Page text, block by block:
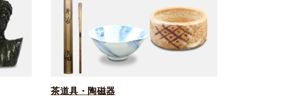
茶道具・陶磁器